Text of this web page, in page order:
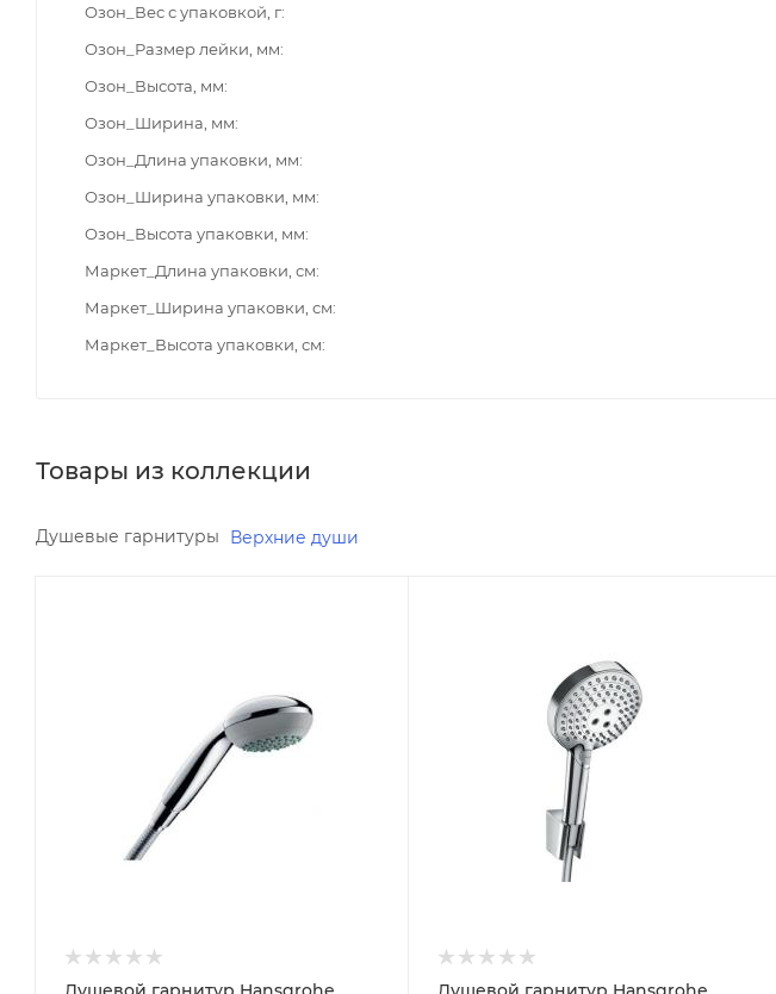
Озон_Вес с упаковкой, г
Озон_Размер лейки, мм
Озон_Высота, мм
Озон_Ширина, мм
Озон_Длина упаковки, мм
Озон_Ширина упаковки, мм
Озон_Высота упаковки, мм
Маркет_Длина упаковки, см
Маркет_Ширина упаковки, см
Маркет_Высота упаковки, см
Товары из коллекции
Душевые гарнитуры Верхние души
Душ, Товар, 00-00087843,
00-00087843
Raindance air
Душ, Товар, 00-00098941,
Максимальная цена
Raindance air